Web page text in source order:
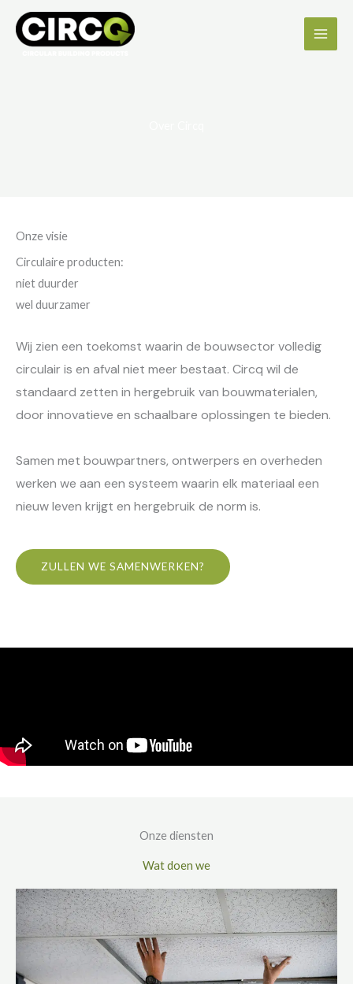
naar
Onze visie
Circulaire producten:
niet duurder
wel duurzamer
Wij zien een toekomst waarin de bouwsector volledig
circulair is en afval niet meer bestaat. Circq wil de
standaard zetten in hergebruik van bouwmaterialen,
door innovatieve en schaalbare oplossingen te bieden.
Samen met bouwpartners, ontwerpers en overheden
werken we aan een systeem waarin elk materiaal een
nieuw leven krijgt en hergebruik de norm is.
ZULLEN WE SAMENWERKEN?
Onze diensten
Wat doen we